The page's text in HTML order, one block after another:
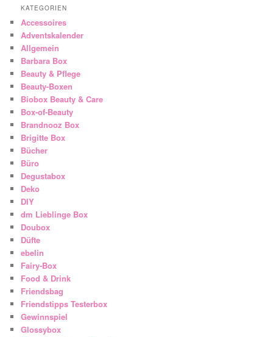
KATEGORIEN
Accessoires
Adventskalender
Allgemein
Barbara Box
Beauty & Pflege
Beauty-Boxen
Biobox Beauty & Care
Box-of-Beauty
Brandnooz Box
Brigitte Box
Bücher
Büro
Degustabox
Deko
DIY
dm Lieblinge Box
Doubox
Düfte
ebelin
Fairy-Box
Food & Drink
Friendsbag
Friendstipps Testerbox
Gewinnspiel
Glossybox